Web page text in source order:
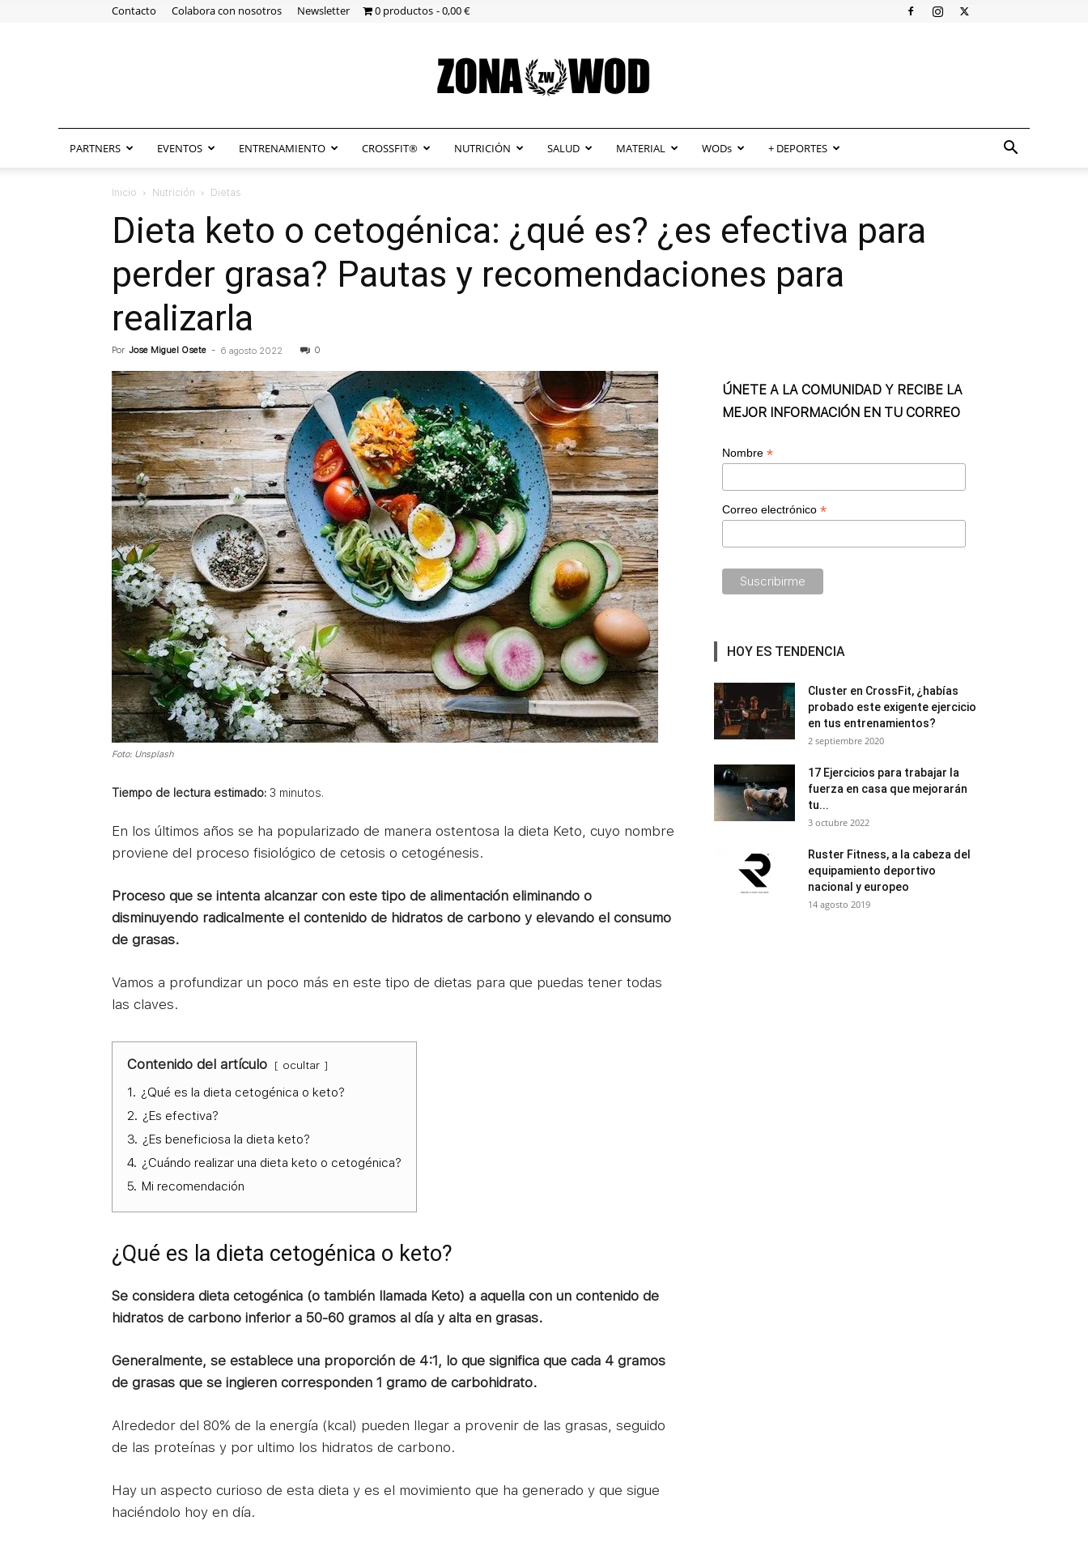
Contacto Colabora con nosotros Newsletter 0 productos 0,00 €
ZonaWOD
PARTNERS EVENTOS ENTRENAMIENTO CROSSFIT® NUTRICIÓN SALUD MATERIAL WODs + DEPORTES
Inicio Nutrición Dietas
Dieta keto o cetogénica: ¿qué es? ¿es efectiva para
perder grasa? Pautas y recomendaciones para
realizarla
Por Jose Miguel Osete - 6 agosto 2022 0
Foto: Unsplash
Tiempo de lectura estimado: 3 minutos.
En los últimos años se ha popularizado de manera ostentosa la dieta Keto, cuyo nombre
proviene del proceso fisiológico de cetosis o cetogénesis.
Proceso que se intenta alcanzar con este tipo de alimentación eliminando o
disminuyendo radicalmente el contenido de hidratos de carbono y elevando el consumo
de grasas.
Vamos a profundizar un poco más en este tipo de dietas para que puedas tener todas
las claves.
Contenido del artículo ocultar
1. ¿Qué es la dieta cetogénica o keto?
2. ¿Es efectiva?
3. ¿Es beneficiosa la dieta keto?
4. ¿Cuándo realizar una dieta keto o cetogénica?
5. Mi recomendación
¿Qué es la dieta cetogénica o keto?
Se considera dieta cetogénica (o también llamada Keto) a aquella con un contenido de
hidratos de carbono inferior a 50-60 gramos al día y alta en grasas.
Generalmente, se establece una proporción de 4:1, lo que significa que cada 4 gramos
de grasas que se ingieren corresponden 1 gramo de carbohidrato.
Alrededor del 80% de la energía (kcal) pueden llegar a provenir de las grasas, seguido
de las proteínas y por ultimo los hidratos de carbono.
Hay un aspecto curioso de esta dieta y es el movimiento que ha generado y que sigue
haciéndolo hoy en día.
ÚNETE A LA COMUNIDAD Y RECIBE LA
MEJOR INFORMACIÓN EN TU CORREO
Nombre *
Correo electrónico *
HOY ES TENDENCIA
Cluster en CrossFit, ¿habías
probado este exigente ejercicio
en tus entrenamientos?
2 septiembre 2020
17 Ejercicios para trabajar la
fuerza en casa que mejorarán
tu...
3 octubre 2022
Ruster Fitness, a la cabeza del
equipamiento deportivo
nacional y europeo
14 agosto 2019